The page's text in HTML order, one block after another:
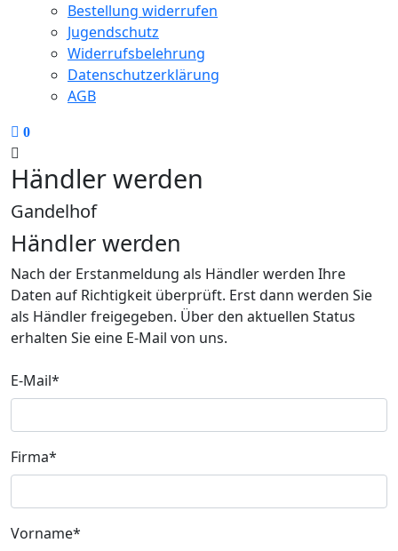
Bestellung widerrufen
Jugendschutz
Widerrufsbelehrung
Datenschutzerklärung
AGB
0
Händler werden
Gandelhof
Händler werden
Nach der Erstanmeldung als Händler werden Ihre
Daten auf Richtigkeit überprüft. Erst dann werden Sie
als Händler freigegeben. Über den aktuellen Status
erhalten Sie eine E-Mail von uns.
E-Mail*
Firma*
Vorname*